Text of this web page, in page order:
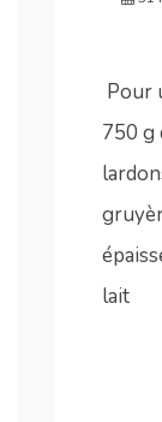
Pour
750 g
lait